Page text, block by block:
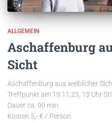
ALLGEMEIN
Aschaffenburg
Sicht
Aschaffenburg aus weiblicher
Treffpunkt am 19.11.23, 13 Uhr
Dauer ca. 90 min.
Kosten 5,- € / Person